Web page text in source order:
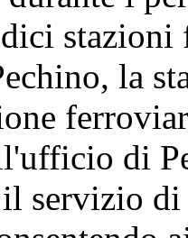
la
di
servizio